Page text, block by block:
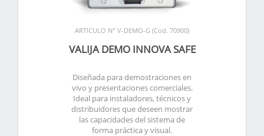
ARTICULO N° V-DEMO-G (Cod. 70900)
VALIJA DEMO INNOVA SAFE
Diseñada para demostraciones en
vivo y presentaciones comerciales.
Ideal para instaladores, técnicos y
distribuidores que deseen mostrar
las capacidades del sistema de
forma práctica y visual.